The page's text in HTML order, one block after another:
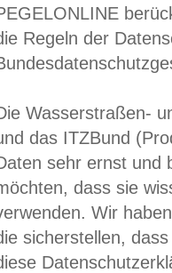
Regeln der
Wasserstraßen-
das ITZBund
sehr ernst und
dass sie
Wir
sicherstellen,